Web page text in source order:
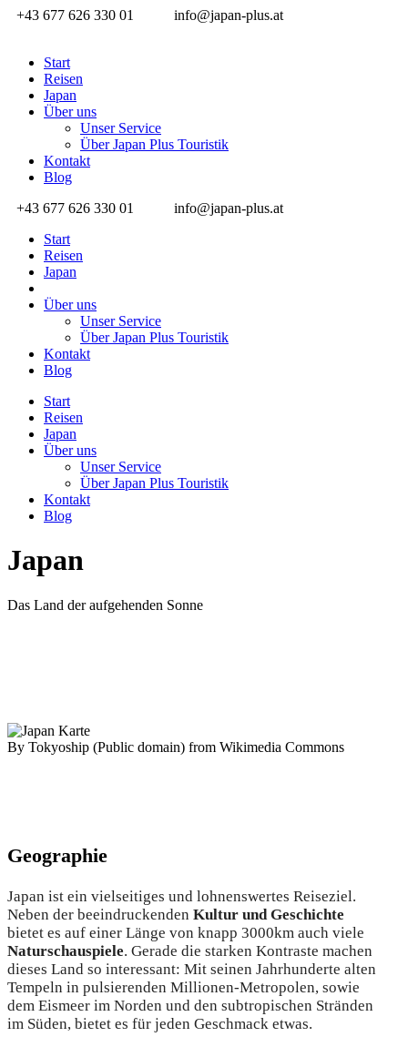
+43 677 626 330 01 info@japan-plus.at
Start
Reisen
Japan
Über uns
Unser Service
Über Japan Plus Touristik
Kontakt
Blog
+43 677 626 330 01
info@japan-plus.at
Start
Reisen
Japan
Über uns
Unser Service
Über Japan Plus Touristik
Kontakt
Blog
Start
Reisen
Japan
Über uns
Unser Service
Über Japan Plus Touristik
Kontakt
Blog
Japan
Das Land der aufgehenden Sonne
By Tokyoship (Public domain) from Wikimedia Commons
Geographie
Japan ist ein vielseitiges und lohnenswertes Reiseziel.
Neben der beeindruckenden Kultur und Geschichte
bietet es auf einer Länge von knapp 3000km auch viele
Naturschauspiele. Gerade die starken Kontraste machen
dieses Land so interessant: Mit seinen Jahrhunderte alten
Tempeln in pulsierenden Millionen-Metropolen, sowie
dem Eismeer im Norden und den subtropischen Stränden
im Süden, bietet es für jeden Geschmack etwas.